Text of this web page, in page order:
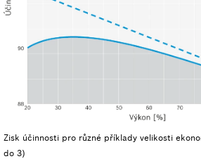
Zisk účinnosti pro různé příklady velikosti
do 3)